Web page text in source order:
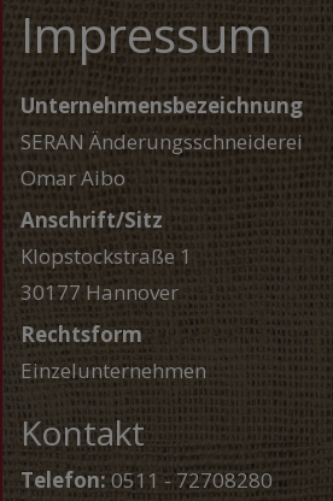
Impressum
Unternehmensbezeichnung
SERAN Änderungsschneiderei
Omar Aibo
Anschrift/Sitz
Klopstockstraße 1
30177 Hannover
Rechtsform
Einzelunternehmen
Kontakt
Telefon:0511 - 72708280